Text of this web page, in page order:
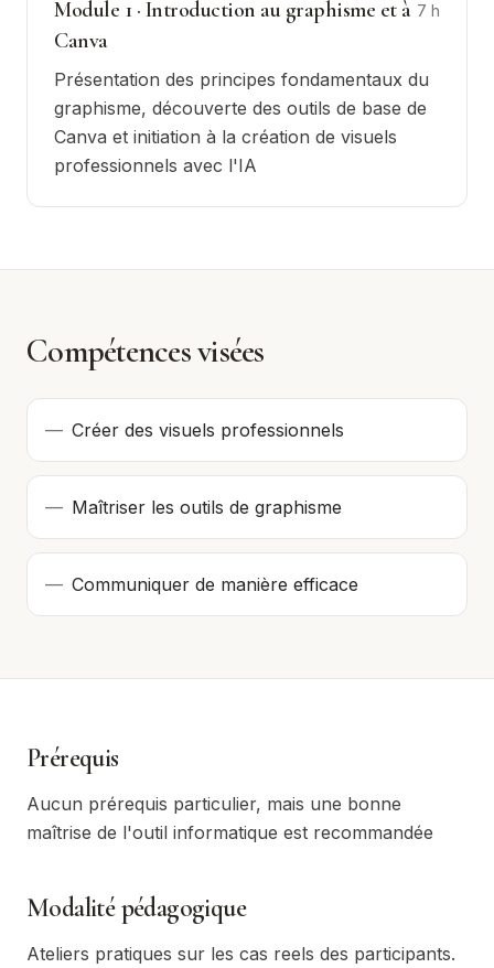
Module 1· Introduction au graphisme et à
Canva
7 h
Présentation des principes fondamentaux du
graphisme, découverte des outils de base de
Canva et initiation à la création de visuels
professionnels avec l'IA
Compétences visées
— Créer des visuels professionnels
— Maîtriser les outils de graphisme
— Communiquer de manière efficace
Prérequis
Aucun prérequis particulier, mais une bonne
maîtrise de l'outil informatique est recommandée
Modalité pédagogique
Ateliers pratiques sur les cas reels des participants.